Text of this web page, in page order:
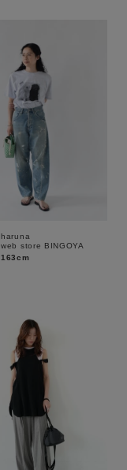
haruna
web store BINGOYA
163cm